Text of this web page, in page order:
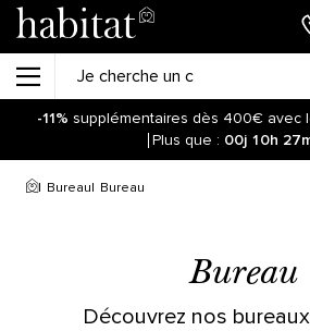
-11% supplémentaires dès 400€ avec
Plus que : 00j 10h
Bureau Bureau
Bureau
Découvrez nos